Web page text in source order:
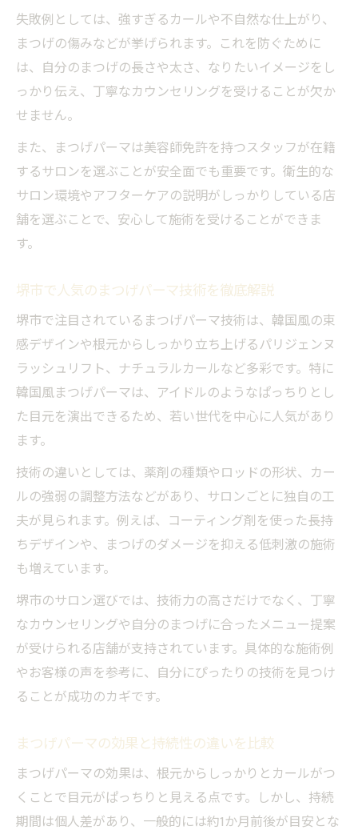
堺市で人気のパリジェンヌとまつげパーマ
まつげパーマの効果を長持ちさせる工夫
まつげパーマの持続性を高めるケア方法
まつげパーマを長持ちさせる生活習慣
まつげパーマ後に避けたいNG行動とは
堺市でおすすめのまつげパーマケア商品
失敗例としては、強すぎるカールや不自然な仕上がり、
まつげの傷みなどが挙げられます。これを防ぐために
は、自分のまつげの長さや太さ、なりたいイメージをし
っかり伝え、丁寧なカウンセリングを受けることが欠か
せません。
また、まつげパーマは美容師免許を持つスタッフが在籍
するサロンを選ぶことが安全面でも重要です。衛生的な
サロン環境やアフターケアの説明がしっかりしている店
舗を選ぶことで、安心して施術を受けることができま
す。
堺市で人気のまつげパーマ技術を徹底解説
堺市で注目されているまつげパーマ技術は、韓国風の束
感デザインや根元からしっかり立ち上げるパリジェンヌ
ラッシュリフト、ナチュラルカールなど多彩です。特に
韓国風まつげパーマは、アイドルのようなぱっちりとし
た目元を演出できるため、若い世代を中心に人気があり
ます。
技術の違いとしては、薬剤の種類やロッドの形状、カー
ルの強弱の調整方法などがあり、サロンごとに独自の工
夫が見られます。例えば、コーティング剤を使った長持
ちデザインや、まつげのダメージを抑える低刺激の施術
も増えています。
堺市のサロン選びでは、技術力の高さだけでなく、丁寧
なカウンセリングや自分のまつげに合ったメニュー提案
が受けられる店舗が支持されています。具体的な施術例
やお客様の声を参考に、自分にぴったりの技術を見つけ
ることが成功のカギです。
まつげパーマの効果と持続性の違いを比較
まつげパーマの効果は、根元からしっかりとカールがつ
くことで目元がぱっちりと見える点です。しかし、持続
期間は個人差があり、一般的には約1か月前後が目安とな